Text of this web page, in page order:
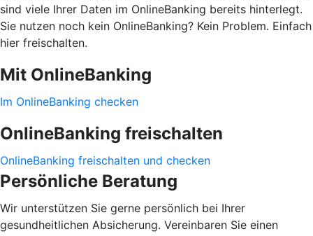
sind viele Ihrer Daten im OnlineBanking bereits hinterlegt.
Sie nutzen noch kein OnlineBanking? Kein Problem. Einfach
hier freischalten.
Mit OnlineBanking
Im OnlineBanking checken
OnlineBanking freischalten
OnlineBanking freischalten und checken
Persönliche Beratung
Wir unterstützen Sie gerne persönlich bei Ihrer
gesundheitlichen Absicherung. Vereinbaren Sie einen